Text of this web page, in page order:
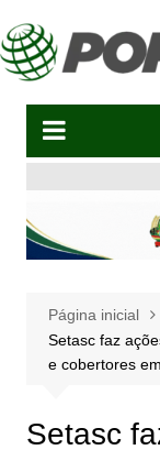
para
o
Página inicial
Setasc faz
e cobertores
Setasc